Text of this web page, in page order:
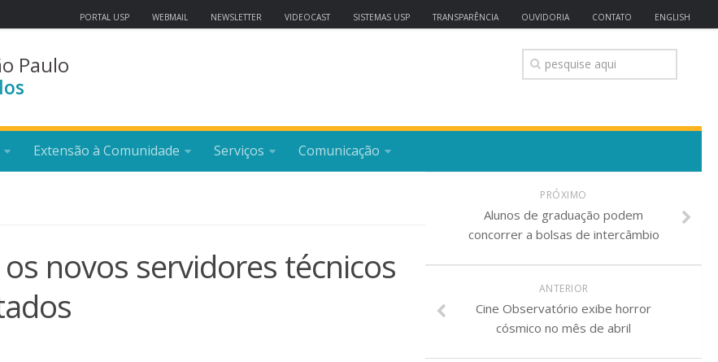
PORTAL USP WEBMAIL NEWSLETTER VIDEOCAST SISTEMAS USP TRANSPARÊNCIA OUVIDORIA CONTATO ENGLISH
Paulo
Extensão à Comunidade Serviços Comunicação
novos servidores técnicos
PRÓXIMO
Alunos de graduação podem
concorrer a bolsas de intercâmbio
ANTERIOR
Cine Observatório exibe horror
cósmico no mês de abril